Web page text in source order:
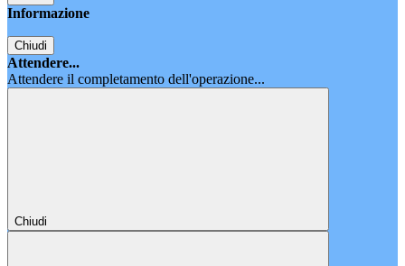
Informazione
Chiudi
Attendere...
Attendere il completamento dell'operazione...
Chiudi